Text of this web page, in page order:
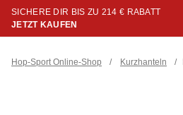
SICHERE DIR BIS ZU 214 € RABATT
JETZT KAUFEN
Hop-Sport Online-Shop / Kurzhanteln /